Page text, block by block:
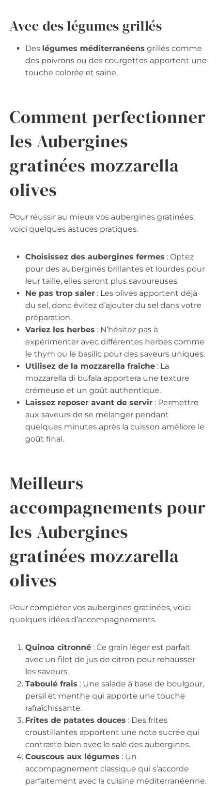
Avec des légumes grillés
Des légumes méditerranéens grillés comme
des poivrons ou des courgettes apportent une
touche colorée et saine.
Comment perfectionner
les Aubergines
gratinées mozzarella
olives
Pour réussir au mieux vos aubergines gratinées,
voici quelques astuces pratiques.
Choisissez des aubergines fermes : Optez
pour des aubergines brillantes et lourdes pour
leur taille, elles seront plus savoureuses.
Ne pas trop saler : Les olives apportent déjà
du sel, donc évitez d’ajouter du sel dans votre
préparation.
Variez les herbes : N’hésitez pas à
expérimenter avec différentes herbes comme
le thym ou le basilic pour des saveurs uniques.
Utilisez de la mozzarella fraîche : La
mozzarella di bufala apportera une texture
crémeuse et un goût authentique.
Laissez reposer avant de servir : Permettre
aux saveurs de se mélanger pendant
quelques minutes après la cuisson améliore le
goût final.
Meilleurs
accompagnements pour
les Aubergines
gratinées mozzarella
olives
Pour compléter vos aubergines gratinées, voici
quelques idées d’accompagnements.
Quinoa citronné : Ce grain léger est parfait
avec un filet de jus de citron pour rehausser
les saveurs.
Taboulé frais : Une salade à base de boulgour,
persil et menthe qui apporte une touche
rafraîchissante.
Frites de patates douces : Des frites
croustillantes apportent une note sucrée qui
contraste bien avec le salé des aubergines.
Couscous aux légumes : Un
accompagnement classique qui s’accorde
parfaitement avec la cuisine méditerranéenne.